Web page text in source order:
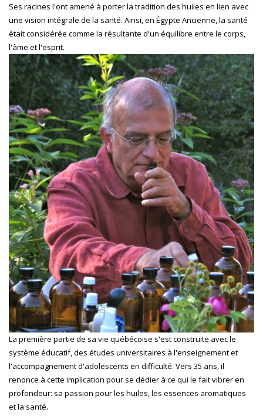
Ses racines l'ont amené à porter la tradition des huiles en lien avec
une vision intégrale de la santé. Ainsi, en Égypte Ancienne, la santé
était considérée comme la résultante d'un équilibre entre le corps,
l'âme et l'esprit.
La première partie de sa vie québécoise s'est construite avec le
système éducatif, des études universitaires à l'enseignement et
l'accompagnement d'adolescents en difficulté. Vers 35 ans, il
renonce à cette implication pour se dédier à ce qui le fait vibrer en
profondeur: sa passion pour les huiles, les essences aromatiques
et la santé.